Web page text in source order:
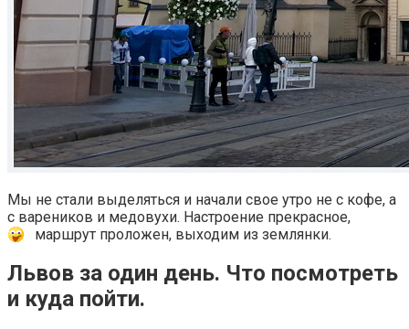
Мы не стали выделяться и начали свое утро не с кофе, а
с вареников и медовухи. Настроение прекрасное,
маршрут проложен, выходим из землянки.
Львов за один день. Что посмотреть
и куда пойти.